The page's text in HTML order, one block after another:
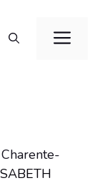
Charente-